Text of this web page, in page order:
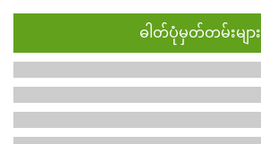
ဓါတ်ပုံမှတ်တမ်းများ